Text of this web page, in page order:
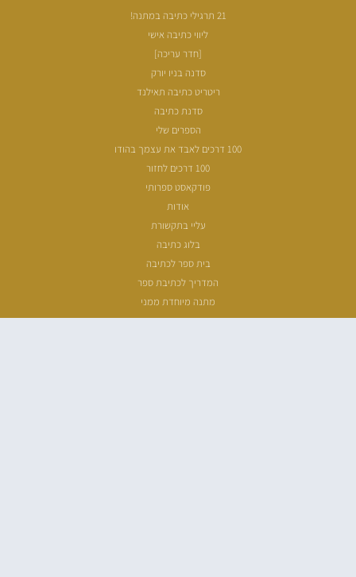
21 תרגילי כתיבה במתנה!
ליווי כתיבה אישי
[חדר עריכה]
סדנה בניו יורק
ריטריט כתיבה תאילנד
סדנת כתיבה
הספרים שלי
100 דרכים לאבד את עצמך בהודו
100 דרכים לחזור
פודקאסט ספרותי
אודות
עליי בתקשורת
בלוג כתיבה
בית ספר לכתיבה
המדריך לכתיבת ספר
מתנה מיוחדת ממני
שעת כתיבה